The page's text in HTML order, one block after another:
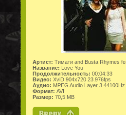
Артист: Тимати and Busta Rhymes
Название: Love You
Продолжительность: 00:04:33
Видео: XviD 904x720 23.976fps
Аудио: MPEG Audio Layer 3
Формат: AVI
Размер: 70,5 MB